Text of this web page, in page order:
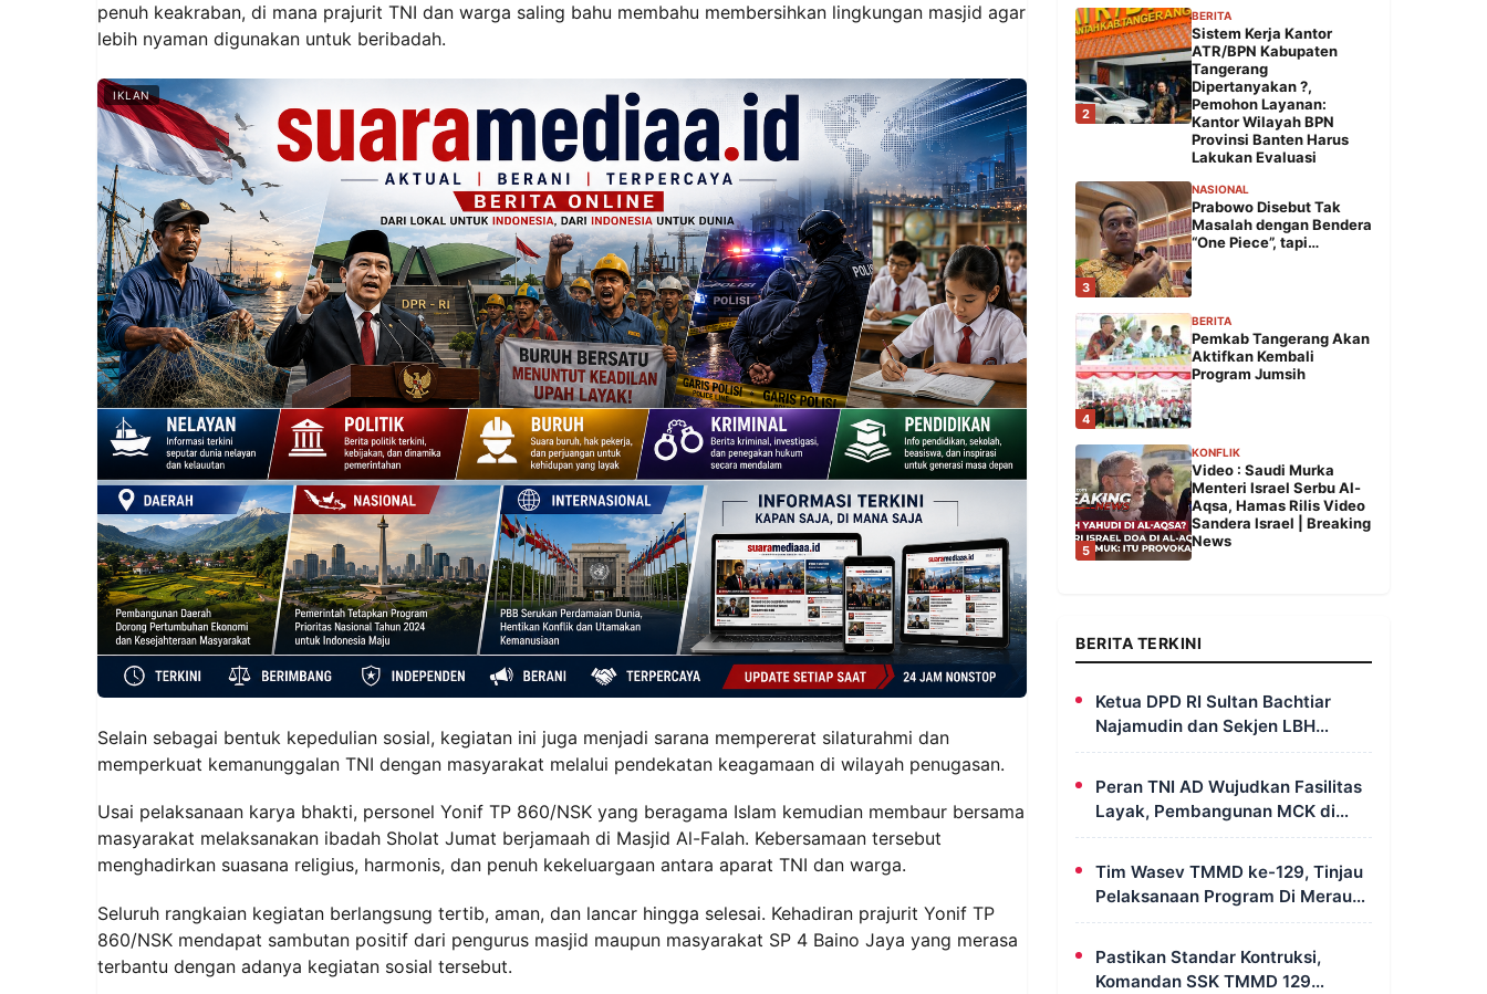
penuh keakraban, di mana prajurit TNI dan warga saling bahu membahu membersihkan lingkungan masjid agar
lebih nyaman digunakan untuk beribadah.
IKLAN
Selain sebagai bentuk kepedulian sosial, kegiatan ini juga menjadi sarana mempererat silaturahmi dan
memperkuat kemanunggalan TNI dengan masyarakat melalui pendekatan keagamaan di wilayah penugasan.
Usai pelaksanaan karya bhakti, personel Yonif TP 860/NSK yang beragama Islam kemudian membaur bersama
masyarakat melaksanakan ibadah Sholat Jumat berjamaah di Masjid Al-Falah. Kebersamaan tersebut
menghadirkan suasana religius, harmonis, dan penuh kekeluargaan antara aparat TNI dan warga.
Seluruh rangkaian kegiatan berlangsung tertib, aman, dan lancar hingga selesai. Kehadiran prajurit Yonif TP
860/NSK mendapat sambutan positif dari pengurus masjid maupun masyarakat SP 4 Baino Jaya yang merasa
terbantu dengan adanya kegiatan sosial tersebut.
2
BERITA
Sistem Kerja Kantor
ATR/BPN Kabupaten
Tangerang
Dipertanyakan ?,
Pemohon Layanan:
Kantor Wilayah BPN
Provinsi Banten Harus
Lakukan Evaluasi
3
NASIONAL
Prabowo Disebut Tak
Masalah dengan Bendera
“One Piece”, tapi…
4
BERITA
Pemkab Tangerang Akan
Aktifkan Kembali
Program Jumsih
5
KONFLIK
Video : Saudi Murka
Menteri Israel Serbu Al-
Aqsa, Hamas Rilis Video
Sandera Israel | Breaking
News
BERITA TERKINI
Ketua DPD RI Sultan Bachtiar
Najamudin dan Sekjen LBH
FERADI Yoshua Rivaldo Bahas
Geopolitik dan Supremasi Hukum
Peran TNI AD Wujudkan Fasilitas
Layak, Pembangunan MCK di
Dusun Serapu Rampung
Dikerjakan
Tim Wasev TMMD ke-129, Tinjau
Pelaksanaan Program Di Merauke
– Papua Selatan
Pastikan Standar Kontruksi,
Komandan SSK TMMD 129